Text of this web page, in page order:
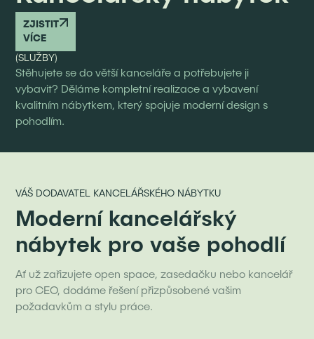
ZJISTIT
VÍCE
(SLUŽBY)
Stěhujete se do větší kanceláře a potřebujete ji
vybavit? Děláme kompletní realizace a vybavení
kvalitním nábytkem, který spojuje moderní design s
pohodlím.
VÁŠ DODAVATEL KANCELÁŘSKÉHO NÁBYTKU
Moderní kancelářský
nábytek pro vaše pohodlí
Ať už zařizujete open space, zasedačku nebo kancelář
pro CEO, dodáme řešení přizpůsobené vašim
požadavkům a stylu práce.